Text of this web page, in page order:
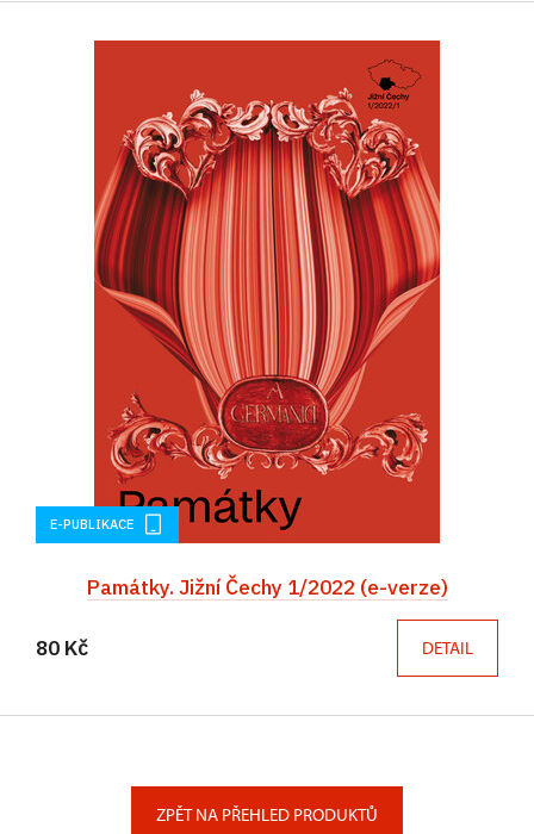
E-PUBLIKACE
Památky. Jižní Čechy 1/2022 (e-verze)
80 Kč DETAIL
ZPĚT NA PŘEHLED PRODUKTŮ